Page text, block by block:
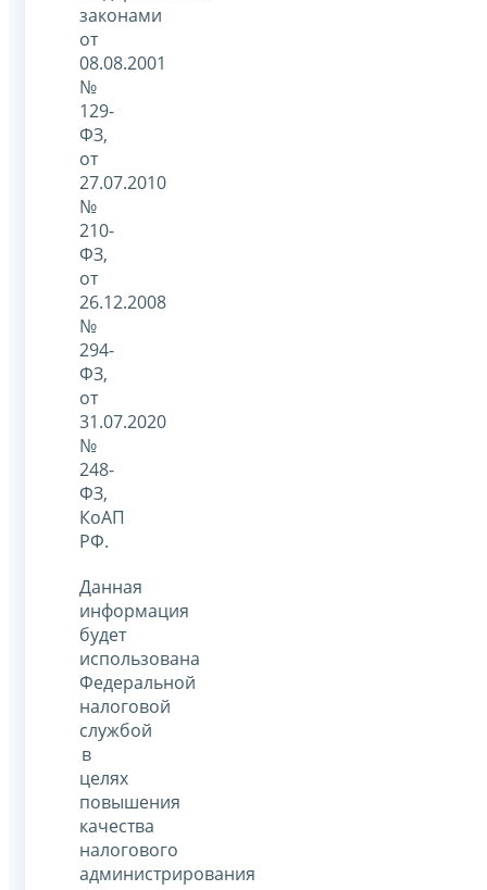
законами
от
08.08.2001
№
129-
ФЗ,
от
27.07.2010
№
210-
ФЗ,
от
26.12.2008
№
294-
ФЗ,
от
31.07.2020
№
248-
ФЗ,
КоАП
РФ.
Данная
информация
будет
использована
Федеральной
налоговой
службой
в
целях
повышения
качества
налогового
администрирования